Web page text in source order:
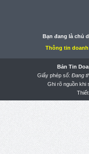
Bạn đang là chủ
Thông tin
Bản Tin
Giấy phép số: Đang
Ghi rõ nguồn khi